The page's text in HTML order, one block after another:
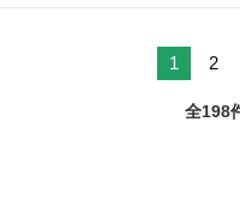
ー名： ＢＭＷ ■ 車種名：
1 2
全198